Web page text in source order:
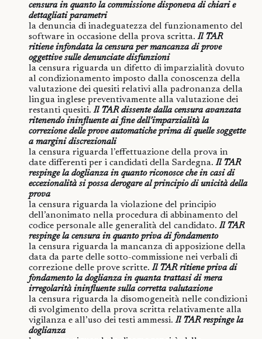
censura in quanto la commissione disponeva di chiari e
dettagliati parametri
la denuncia di inadeguatezza del funzionamento del
software in occasione della prova scritta.Il TAR
ritiene infondata la censura per mancanza di prove
oggettive sulle denunciate disfunzioni
la censura riguarda un difetto di imparzialità dovuto
al condizionamento imposto dalla conoscenza della
valutazione dei quesiti relativi alla padronanza della
lingua inglese preventivamente alla valutazione dei
restanti quesiti.Il TAR dissente dalla censura avanzata
ritenendo ininfluente ai fine dell’imparzialità la
correzione delle prove automatiche prima di quelle soggette
a margini discrezionali
la censura riguarda l’effettuazione della prova in
date differenti per i candidati della Sardegna.Il TAR
respinge la doglianza in quanto riconosce che in casi di
eccezionalità si possa derogare al principio di unicità della
prova
la censura riguarda la violazione del principio
dell’anonimato nella procedura di abbinamento del
codice personale alle generalità del candidato.Il TAR
respinge la censura in quanto priva di fondamento
la censura riguarda la mancanza di apposizione della
data da parte delle sotto-commissione nei verbali di
correzione delle prove scritte.Il TAR ritiene priva di
fondamento la doglianza in quanta trattasi di mera
irregolarità ininfluente sulla corretta valutazione
la censura riguarda la disomogeneità nelle condizioni
di svolgimento della prova scritta relativamente alla
vigilanza e all’uso dei testi ammessi.Il TAR respinge la
doglianza